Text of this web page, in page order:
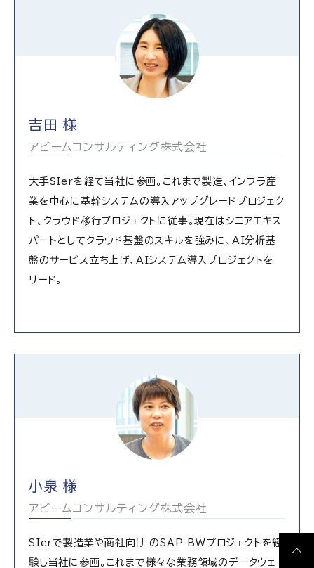
吉田 様
アビームコンサルティング株式会社
大手SIerを経て当社に参画。これまで製造、インフラ産
業を中心に基幹システムの導入アップグレードプロジェク
ト、クラウド移行プロジェクトに従事。現在はシニアエキス
パートとしてクラウド基盤のスキルを強みに、AI分析基
盤のサービス立ち上げ、AIシステム導入プロジェクトを
リード。
小泉 様
アビームコンサルティング株式会社
SIerで製造業や商社向け のSAP BWプロジェクトを経
験し当社に参画。これまで様々な業務領域のデータウェ